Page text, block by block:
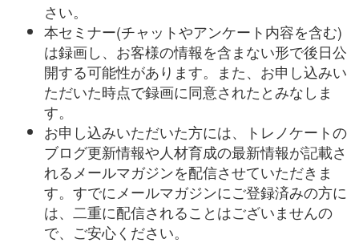
さい。
本セミナー(チャットやアンケート内容を含む)
は録画し、お客様の情報を含まない形で後日公
開する可能性があります。また、お申し込みい
ただいた時点で録画に同意されたとみなしま
す。
お申し込みいただいた方には、トレノケートの
ブログ更新情報や人材育成の最新情報が記載さ
れるメールマガジンを配信させていただきま
す。すでにメールマガジンにご登録済みの方に
は、二重に配信されることはございませんの
で、ご安心ください。